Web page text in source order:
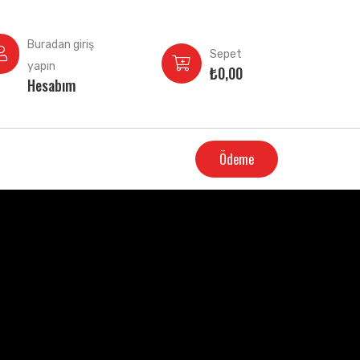
Buradan giriş
yapın
Hesabım
Sepet
₺0,00
Ödeme